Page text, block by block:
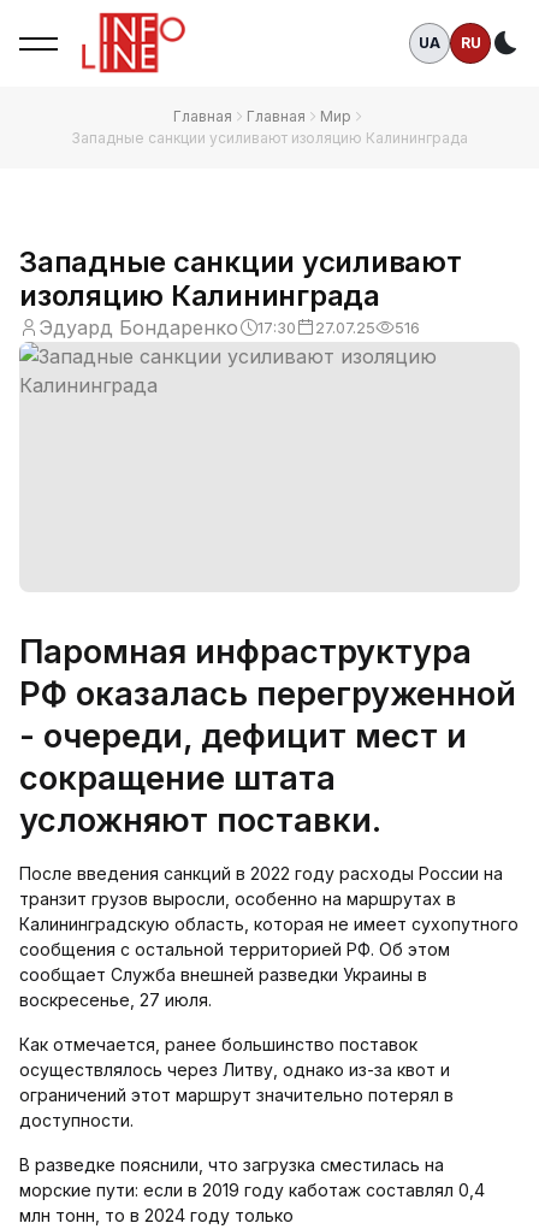
UA RU
Главная Главная
Мир
Западные санкции усиливают изоляцию Калининграда
Западные санкции усиливают
изоляцию Калининграда
Эдуард Бондаренко 17:30 27.07.25 516
Паромная инфраструктура
РФ оказалась перегруженной
- очереди, дефицит мест и
сокращение штата
усложняют поставки.
После введения санкций в 2022 году расходы России на
транзит грузов выросли, особенно на маршрутах в
Калининградскую область, которая не имеет сухопутного
сообщения с остальной территорией РФ. Об этом
сообщает Служба внешней разведки Украины в
воскресенье, 27 июля.
Как отмечается, ранее большинство поставок
осуществлялось через Литву, однако из-за квот и
ограничений этот маршрут значительно потерял в
доступности.
В разведке пояснили, что загрузка сместилась на
морские пути: если в 2019 году каботаж составлял 0,4
млн тонн, то в 2024 году только